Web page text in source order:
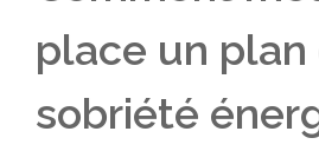
place un plan
sobriété